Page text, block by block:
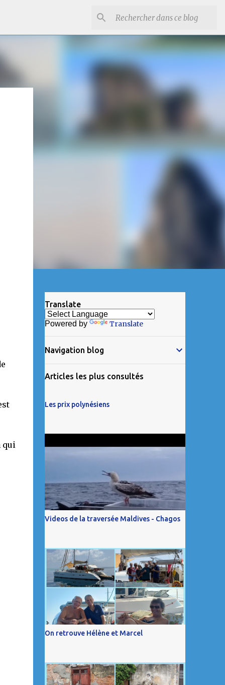
qui
Translate
Powered by Translate
Navigation blog
Articles les plus consultés
Les prix polynésiens
Videos de la traversée Maldives - Chagos
On retrouve Hélène et Marcel